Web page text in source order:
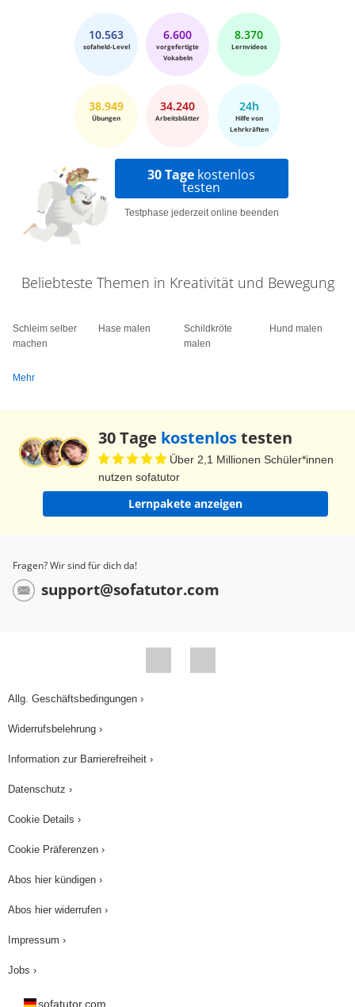
10.563
sofaheld-Level
6.600
vorgefertigte
Vokabeln
8.370
Lernvideos
38.949
Übungen
34.240
Arbeitsblätter
24h
Hilfe von
Lehrkräften
30 Tage kostenlos
testen
Testphase jederzeit online beenden
Beliebteste Themen in Kreativität und Bewegung
Schleim selber
machen
Hase malen
Schildkröte
malen
Hund malen
Mehr
30 Tage kostenlostesten
Über 2,1 Millionen Schüler*innen
nutzen sofatutor
Lernpakete anzeigen
Fragen? Wir sind für dich da!
support@sofatutor.com
Allg. Geschäftsbedingungen ›
Widerrufsbelehrung ›
Information zur Barrierefreiheit ›
Datenschutz ›
Cookie Details ›
Cookie Präferenzen ›
Abos hier kündigen ›
Abos hier widerrufen ›
Impressum ›
Jobs ›
sofatutor.com